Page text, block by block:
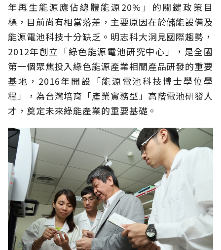
年再生能源應佔總體能源20%」的關鍵政策目
標，目前尚有相當落差，主要原因在於儲能設備及
能源電池科技十分缺乏。明志科大洞見國際趨勢，
2012年創立「綠色能源電池研究中心」，是全國
第一個聚焦投入綠色能源產業相關產品研發的重要
基地，2016年開設「能源電池科技博士學位學
程」，為台灣培育「產業實務型」高階電池研發人
才，奠定未來綠能產業的重要基礎。